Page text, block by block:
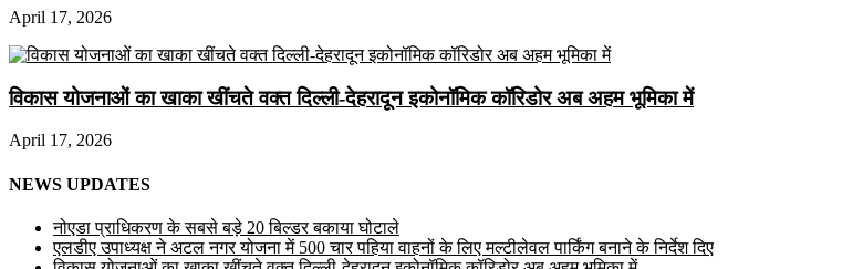
April 17, 2026
विकास योजनाओं का खाका खींचते वक्त दिल्ली-देहरादून इकोनॉमिक कॉरिडोर अब अहम भूमिका में
April 17, 2026
NEWS UPDATES
नोएडा प्राधिकरण के सबसे बड़े 20 बिल्डर बकाया घोटाले
एलडीए उपाध्यक्ष ने अटल नगर योजना में 500 चार पहिया वाहनों के लिए मल्टीलेवल पार्किंग बनाने के निर्देश दिए